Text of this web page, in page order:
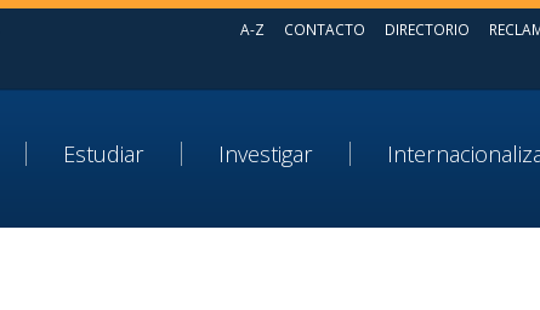
A-Z CONTACTO DIRECTORIO
Estudiar Investigar